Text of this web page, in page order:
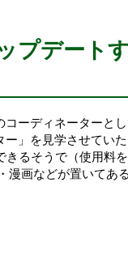
プデート
ーディネーターと
」を見学させてい
るそうで（使用料
漫画などが置いてあ